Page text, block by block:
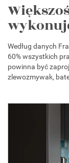
Według danych
60% wszystkich
powinna być
zlewozmywak,